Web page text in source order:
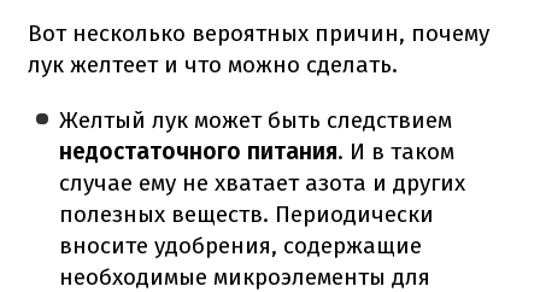
Вот несколько вероятных причин, почему
лук желтеет и что можно сделать.
Желтый лук может быть следствием
недостаточного питания. И в таком
случае ему не хватает азота и других
полезных веществ. Периодически
вносите удобрения, содержащие
необходимые микроэлементы для